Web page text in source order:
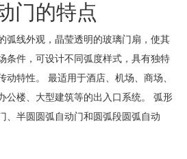
门的特点
弧线外观，晶莹透明的玻璃门扇，使其
条件，可设计不同弧度样式，具有独特
动特性。 最适用于酒店、机场、商场、
公楼、大型建筑等的出入口系统。 弧形
、半圆圆弧自动门和圆弧段圆弧自动